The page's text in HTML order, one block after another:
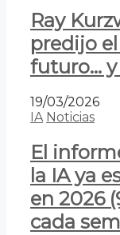
Ray
predijo
futuro… y
19/03/2026
IA Noticias
El
la IA ya
en 2026
cada